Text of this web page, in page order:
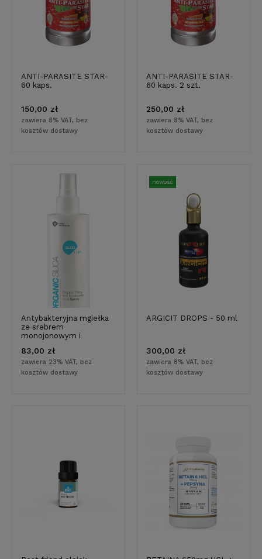
ANTI-PARASITE STAR-
60 kaps.
150,00 zł
zawiera 8% VAT, bez
kosztów dostawy
ANTI-PARASITE STAR-
60 kaps. 2 szt.
250,00 zł
zawiera 8% VAT, bez
kosztów dostawy
Antybakteryjna mgiełka
ze srebrem
monojonowym i
200 ml
83,00 zł
zawiera 23% VAT, bez
kosztów dostawy
ARGICIT DROPS - 50 ml
300,00 zł
zawiera 8% VAT, bez
kosztów dostawy
nowość